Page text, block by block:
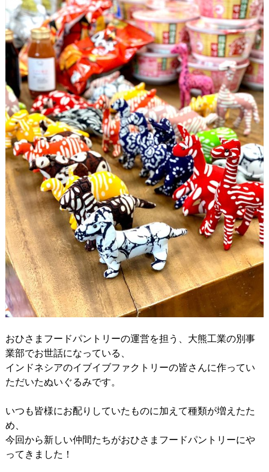
おひさまフードパントリーの運営を担う、大熊工業の別事
業部でお世話になっている、
インドネシアのイブイブファクトリーの皆さんに作ってい
ただいたぬいぐるみです。
いつも皆様にお配りしていたものに加えて種類が増えたた
め、
今回から新しい仲間たちがおひさまフードパントリーにや
ってきました！